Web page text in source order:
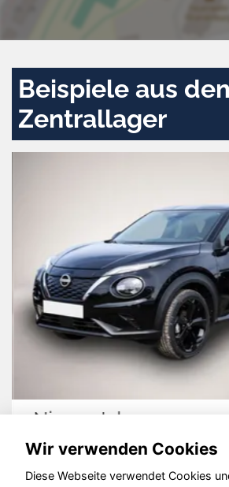
Beispiele aus
Zentrallager
Nissan Juke
Wir verwenden Cookies
Diese Webseite verwendet Cookies